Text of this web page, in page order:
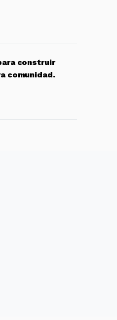
construir
comunidad.